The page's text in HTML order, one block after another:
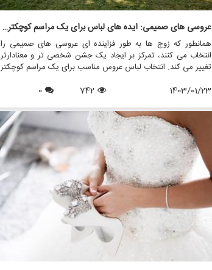
عروسی های صمیمی: ایده های لباس برای یک مراسم کوچکتر و شخصی تر
همانطور که زوج ها به طور فزاینده ای عروسی های صمیمی را
انتخاب می کنند، تمرکز بر ایجاد یک جشن شخصی تر و معنادارتر
تغییر می کند. انتخاب لباس عروس مناسب برای یک مراسم کوچکتر
1403/01/23
742
0